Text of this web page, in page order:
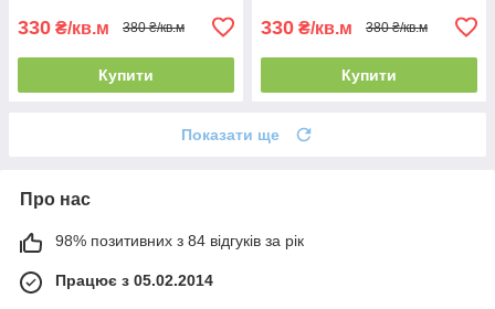
330 ₴/кв.м 380 ₴/кв.м
Купити
330 ₴/кв.м 380 ₴/кв.м
Купити
Показати ще
Про нас
98% позитивних з 84 відгуків за рік
Працює з 05.02.2014